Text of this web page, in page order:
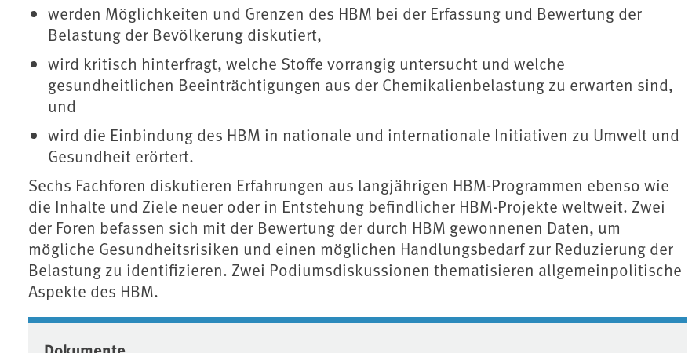
werden Möglichkeiten und Grenzen des HBM bei der Erfassung und Bewertung der
Belastung der Bevölkerung diskutiert,
wird kritisch hinterfragt, welche Stoffe vorrangig untersucht und welche
gesundheitlichen Beeinträchtigungen aus der Chemikalienbelastung zu erwarten sind,
und
wird die Einbindung des HBM in nationale und internationale Initiativen zu Umwelt und
Gesundheit erörtert.
Sechs Fachforen diskutieren Erfahrungen aus langjährigen HBM-Programmen ebenso wie
die Inhalte und Ziele neuer oder in Entstehung befindlicher HBM-Projekte weltweit. Zwei
der Foren befassen sich mit der Bewertung der durch HBM gewonnenen Daten, um
mögliche Gesundheitsrisiken und einen möglichen Handlungsbedarf zur Reduzierung der
Belastung zu identifizieren. Zwei Podiumsdiskussionen thematisieren allgemeinpolitische
Aspekte des HBM.
Associated content